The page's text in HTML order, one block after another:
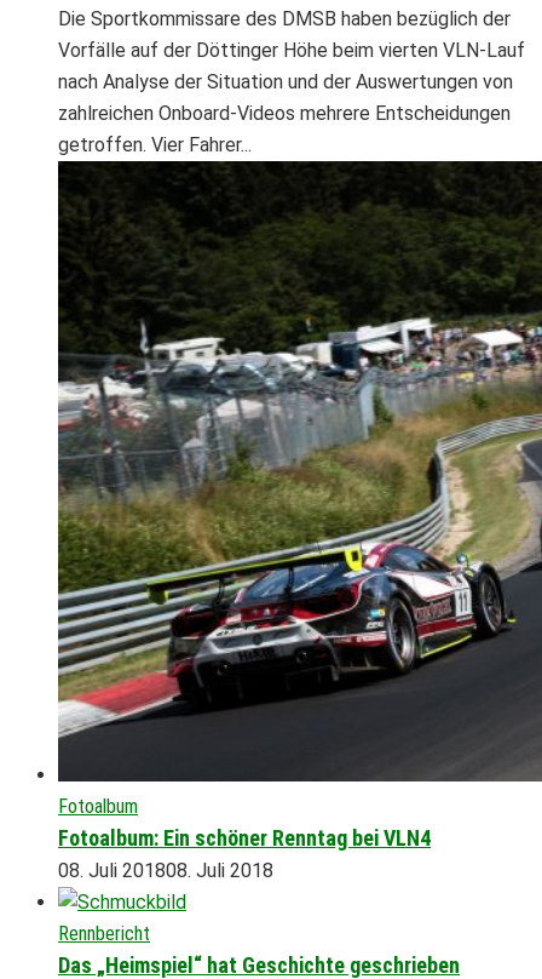
Die Sportkommissare des DMSB haben bezüglich der
Vorfälle auf der Döttinger Höhe beim vierten VLN-Lauf
nach Analyse der Situation und der Auswertungen von
zahlreichen Onboard-Videos mehrere Entscheidungen
getroffen. Vier Fahrer...
Fotoalbum
Fotoalbum: Ein schöner Renntag bei VLN4
08. Juli 201808. Juli 2018
Rennbericht
Das „Heimspiel“ hat Geschichte geschrieben